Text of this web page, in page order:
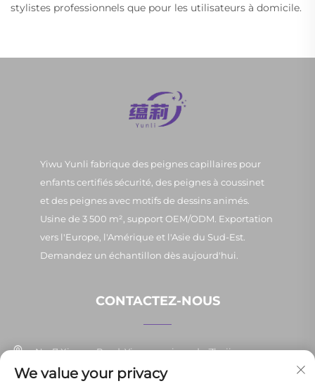
stylistes professionnels que pour les utilisateurs à domicile.
Yiwu Yunli fabrique des peignes capillaires pour
enfants certifiés sécurité, des peignes à coussinet
et des peignes avec motifs de dessins animés.
Usine de 3 500 m², support OEM/ODM. Exportation
vers l'Europe, l'Amérique et l'Asie du Sud-Est.
Demandez un échantillon dès aujourd'hui.
CONTACTEZ-NOUS
No. 7 Xinpan Road, Yiwu, province du Zhejiang
We value your privacy